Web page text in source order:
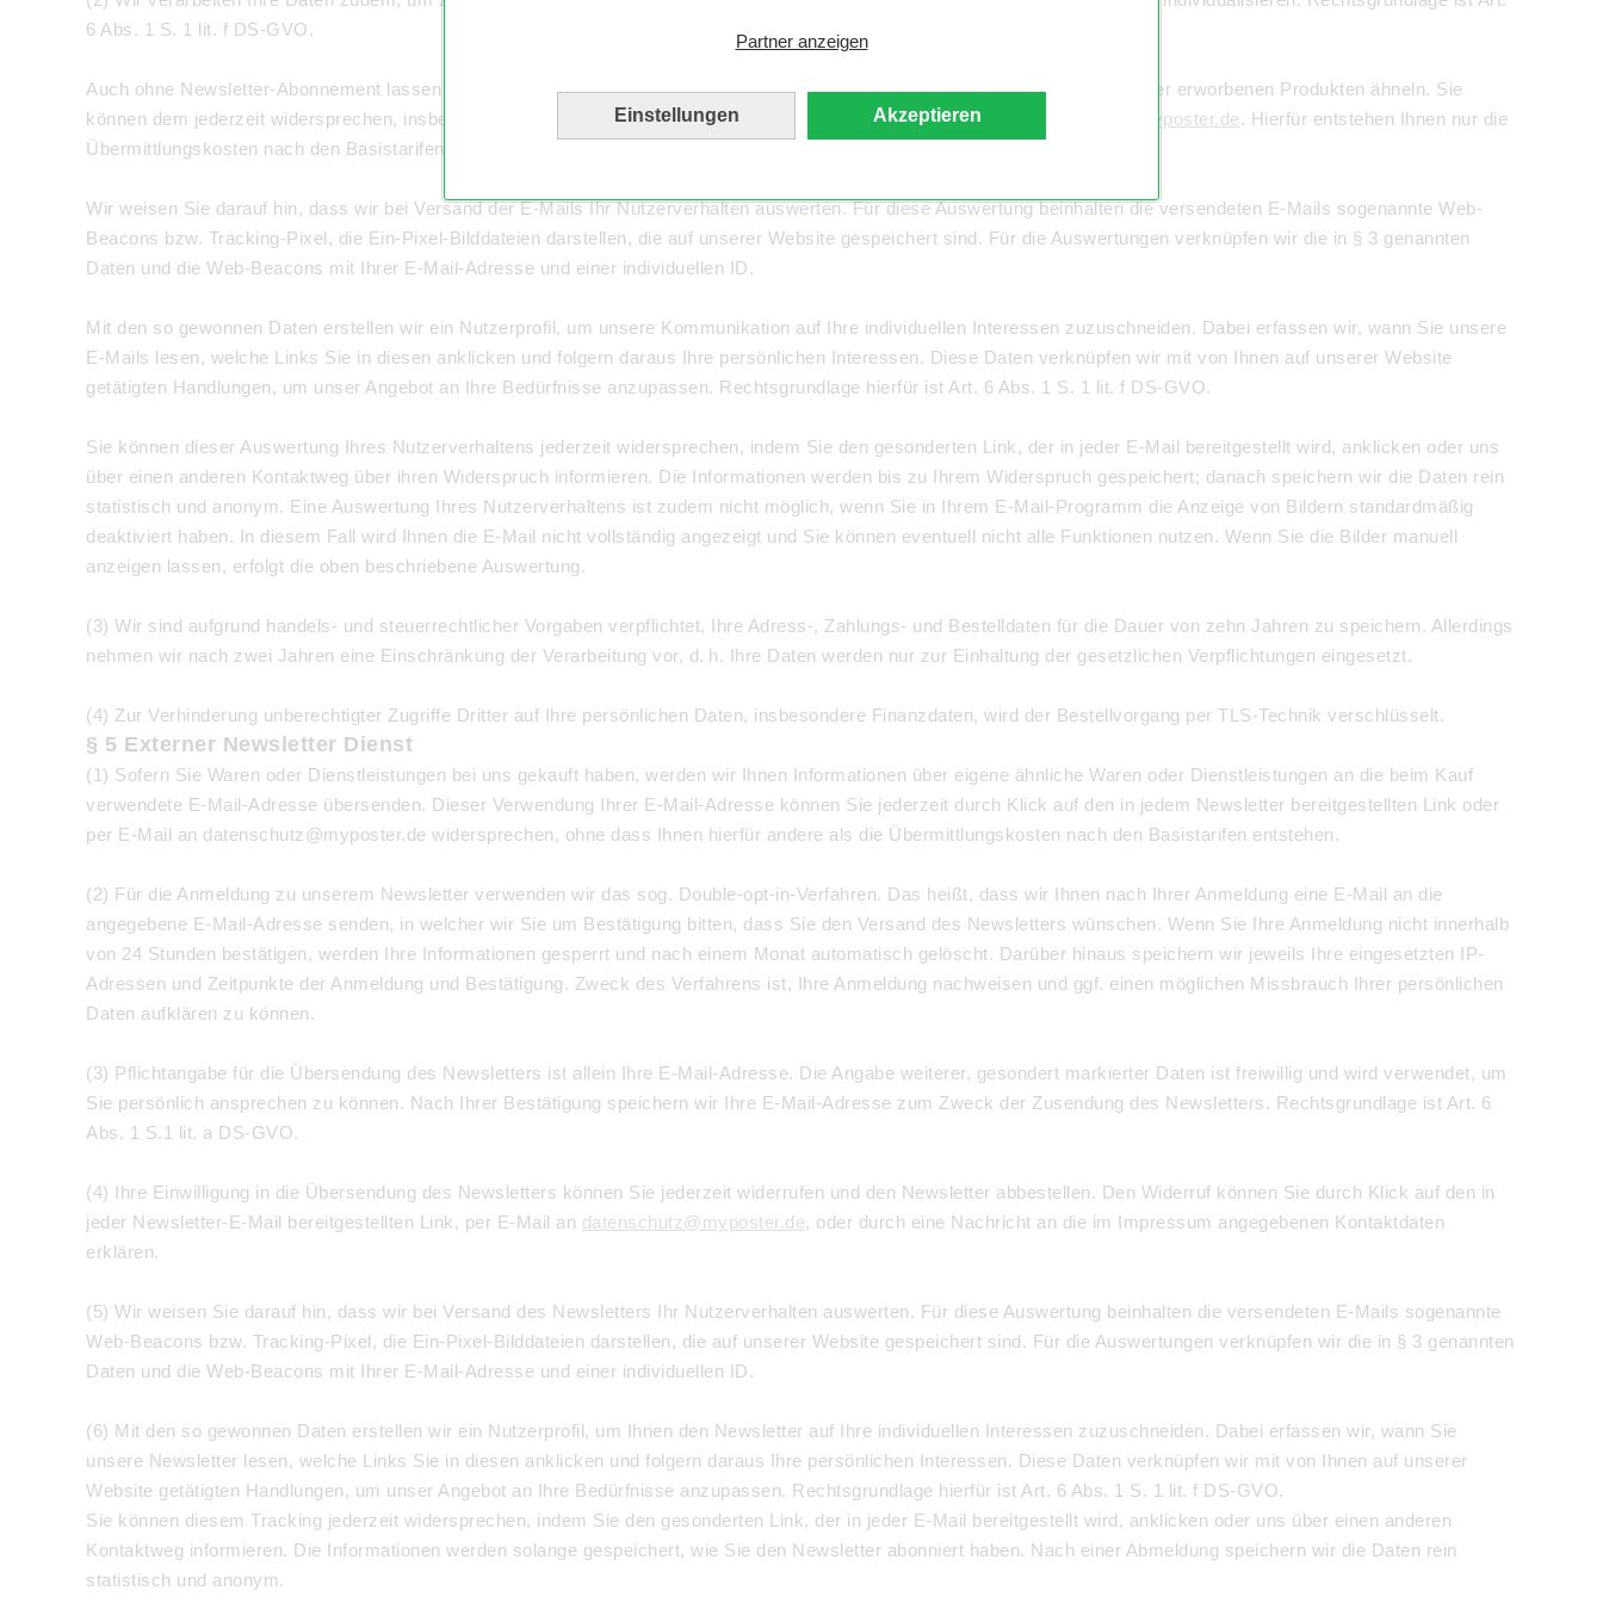
Partner anzeigen
Einstellungen Akzeptieren
6 Abs. 1 S. 1 lit. f DS-GVO.
Auch ohne Newsletter-Abonnement lassen wir Ihnen Informationen per E-Mail über Produkte zukommen, die den von Ihnen vorher erworbenen Produkten ähneln. Sie
können dem jederzeit widersprechen, insbesondere über einen Abmelde-Link in jeder E-Mail oder per E-Mail an
datenschutz@myposter.de. Hierfür entstehen Ihnen nur die
Übermittlungskosten nach den Basistarifen. Rechtsgrundlage ist § 7 Abs. 3 UWG.
Wir weisen Sie darauf hin, dass wir bei Versand der E-Mails Ihr Nutzerverhalten auswerten. Für diese Auswertung beinhalten die versendeten E-Mails sogenannte Web-
Beacons bzw. Tracking-Pixel, die Ein-Pixel-Bilddateien darstellen, die auf unserer Website gespeichert sind. Für die Auswertungen verknüpfen wir die in § 3 genannten
Daten und die Web-Beacons mit Ihrer E-Mail-Adresse und einer individuellen ID.
Mit den so gewonnen Daten erstellen wir ein Nutzerprofil, um unsere Kommunikation auf Ihre individuellen Interessen zuzuschneiden. Dabei erfassen wir, wann Sie unsere
E-Mails lesen, welche Links Sie in diesen anklicken und folgern daraus Ihre persönlichen Interessen. Diese Daten verknüpfen wir mit von Ihnen auf unserer Website
getätigten Handlungen, um unser Angebot an Ihre Bedürfnisse anzupassen. Rechtsgrundlage hierfür ist Art. 6 Abs. 1 S. 1 lit. f DS-GVO.
Sie können dieser Auswertung Ihres Nutzerverhaltens jederzeit widersprechen, indem Sie den gesonderten Link, der in jeder E-Mail bereitgestellt wird, anklicken oder uns
über einen anderen Kontaktweg über ihren Widerspruch informieren. Die Informationen werden bis zu Ihrem Widerspruch gespeichert; danach speichern wir die Daten rein
statistisch und anonym. Eine Auswertung Ihres Nutzerverhaltens ist zudem nicht möglich, wenn Sie in Ihrem E-Mail-Programm die Anzeige von Bildern standardmäßig
deaktiviert haben. In diesem Fall wird Ihnen die E-Mail nicht vollständig angezeigt und Sie können eventuell nicht alle Funktionen nutzen. Wenn Sie die Bilder manuell
anzeigen lassen, erfolgt die oben beschriebene Auswertung.
(3) Wir sind aufgrund handels- und steuerrechtlicher Vorgaben verpflichtet, Ihre Adress-, Zahlungs- und Bestelldaten für die Dauer von zehn Jahren zu speichern. Allerdings
nehmen wir nach zwei Jahren eine Einschränkung der Verarbeitung vor, d. h. Ihre Daten werden nur zur Einhaltung der gesetzlichen Verpflichtungen eingesetzt.
(4) Zur Verhinderung unberechtigter Zugriffe Dritter auf Ihre persönlichen Daten, insbesondere Finanzdaten, wird der Bestellvorgang per TLS-Technik verschlüsselt.
§ 5 Externer Newsletter Dienst
(1) Sofern Sie Waren oder Dienstleistungen bei uns gekauft haben, werden wir Ihnen Informationen über eigene ähnliche Waren oder Dienstleistungen an die beim Kauf
verwendete E-Mail-Adresse übersenden. Dieser Verwendung Ihrer E-Mail-Adresse können Sie jederzeit durch Klick auf den in jedem Newsletter bereitgestellten Link oder
per E-Mail an datenschutz@myposter.de widersprechen, ohne dass Ihnen hierfür andere als die Übermittlungskosten nach den Basistarifen entstehen.
(2) Für die Anmeldung zu unserem Newsletter verwenden wir das sog. Double-opt-in-Verfahren. Das heißt, dass wir Ihnen nach Ihrer Anmeldung eine E-Mail an die
angegebene E-Mail-Adresse senden, in welcher wir Sie um Bestätigung bitten, dass Sie den Versand des Newsletters wünschen. Wenn Sie Ihre Anmeldung nicht innerhalb
von 24 Stunden bestätigen, werden Ihre Informationen gesperrt und nach einem Monat automatisch gelöscht. Darüber hinaus speichern wir jeweils Ihre eingesetzten IP-
Adressen und Zeitpunkte der Anmeldung und Bestätigung. Zweck des Verfahrens ist, Ihre Anmeldung nachweisen und ggf. einen möglichen Missbrauch Ihrer persönlichen
Daten aufklären zu können.
(3) Pflichtangabe für die Übersendung des Newsletters ist allein Ihre E-Mail-Adresse. Die Angabe weiterer, gesondert markierter Daten ist freiwillig und wird verwendet, um
Sie persönlich ansprechen zu können. Nach Ihrer Bestätigung speichern wir Ihre E-Mail-Adresse zum Zweck der Zusendung des Newsletters. Rechtsgrundlage ist Art. 6
Abs. 1 S.1 lit. a DS-GVO.
(4) Ihre Einwilligung in die Übersendung des Newsletters können Sie jederzeit widerrufen und den Newsletter abbestellen. Den Widerruf können Sie durch Klick auf den in
jeder Newsletter-E-Mail bereitgestellten Link, per E-Mail an datenschutz@myposter.de, oder durch eine Nachricht an die im Impressum angegebenen Kontaktdaten
erklären.
(5) Wir weisen Sie darauf hin, dass wir bei Versand des Newsletters Ihr Nutzerverhalten auswerten. Für diese Auswertung beinhalten die versendeten E-Mails sogenannte
Web-Beacons bzw. Tracking-Pixel, die Ein-Pixel-Bilddateien darstellen, die auf unserer Website gespeichert sind. Für die Auswertungen verknüpfen wir die in § 3 genannten
Daten und die Web-Beacons mit Ihrer E-Mail-Adresse und einer individuellen ID.
(6) Mit den so gewonnen Daten erstellen wir ein Nutzerprofil, um Ihnen den Newsletter auf Ihre individuellen Interessen zuzuschneiden. Dabei erfassen wir, wann Sie
unsere Newsletter lesen, welche Links Sie in diesen anklicken und folgern daraus Ihre persönlichen Interessen. Diese Daten verknüpfen wir mit von Ihnen auf unserer
Website getätigten Handlungen, um unser Angebot an Ihre Bedürfnisse anzupassen. Rechtsgrundlage hierfür ist Art. 6 Abs. 1 S. 1 lit. f DS-GVO.
Sie können diesem Tracking jederzeit widersprechen, indem Sie den gesonderten Link, der in jeder E-Mail bereitgestellt wird, anklicken oder uns über einen anderen
Kontaktweg informieren. Die Informationen werden solange gespeichert, wie Sie den Newsletter abonniert haben. Nach einer Abmeldung speichern wir die Daten rein
statistisch und anonym.